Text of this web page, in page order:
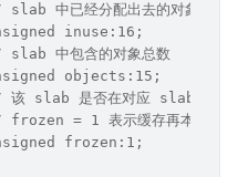
中已经分配出去的对象
inuse:16;
中包含的对象总数
objects:15;
slab 是否在对应 slab
= 1 表示缓存再本地
frozen:1;